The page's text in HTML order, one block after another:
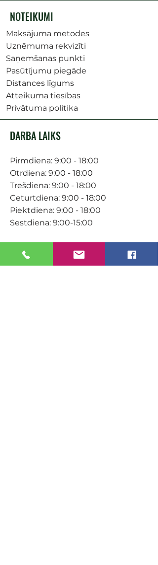
NOTEIKUMI
Maksājuma metodes
Uzņēmuma rekvizīti
Saņemšanas punkti
Pasūtījumu piegāde
Distances līgums
Atteikuma tiesības
Privātuma politika
DARBA LAIKS
Pirmdiena: 9:00 - 18:00
Otrdiena: 9:00 - 18:00
Trešdiena: 9:00 - 18:00
Ceturtdiena: 9:00 - 18:00
Piektdiena: 9:00 - 18:00
Sestdiena: 9:00-15:00
KONTAKTI